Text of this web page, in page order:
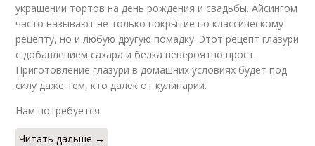
украшении тортов на день рождения и свадьбы. Айсингом
часто называют не только покрытие по классическому
рецепту, но и любую другую помадку. Этот рецепт глазури
с добавлением сахара и белка невероятно прост.
Приготовление глазури в домашних условиях будет под
силу даже тем, кто далек от кулинарии.
Нам потребуется:
Читать дальше →